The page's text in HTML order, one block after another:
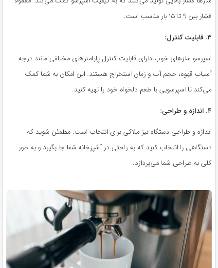
فشار بین ۹ تا ۱۵ بار مناسب است.
۳. قابلیت کنترل:
اسپرسو سازهای خوب دارای قابلیت کنترل پارامترهای مختلفی مانند درجه
آسیاب قهوه، حجم آب و زمان استخراج هستند. این امکان به شما کمک
می‌کند تا اسپرسویی با طعم دلخواه خود را تهیه کنید.
۴. اندازه و طراحی:
اندازه و طراحی دستگاه نیز ملاکی برای انتخاب است. مطمئن شوید که
دستگاهی را انتخاب کنید که به راحتی در آشپزخانه شما جا بگیرد و به طور
کلی به طراحی شما می‌پردازد.